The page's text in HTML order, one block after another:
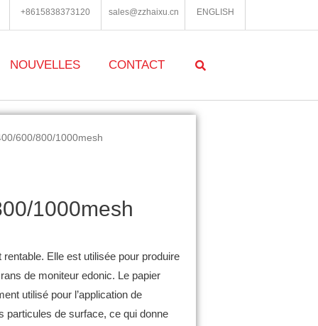
+8615838373120 sales@zzhaixu.cn ENGLISH
NOUVELLES CONTACT
600/800/1000mesh
1000mesh
Elle est utilisée pour produire
de moniteur edonic. Le papier
utilisé pour l’application de
particules de surface, ce qui donne